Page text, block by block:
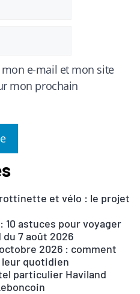
e-mail et mon site
mon prochain
et vélo : le projet
astuces pour voyager
7 août 2026
2026 : comment
quotidien
particulier Haviland